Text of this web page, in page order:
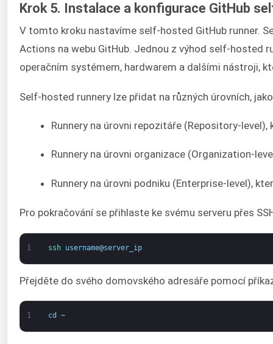
Krok 5. Instalace a konfigurace GitHub
V tomto kroku nastavíme self-hosted GitHub runner.
Actions na webu GitHub. Jednou z výhod self-hosted
operačním systémem, hardwarem a dalšími nástroji,
Self-hosted runnery lze přidat na různých úrovních,
Runnery na úrovni repozitáře (Repository-
Runnery na úrovni organizace (Organization-
Runnery na úrovni podniku (Enterprise-level),
Pro pokračování se přihlaste ke svému serveru přes
1 ssh username@server_ip
Přejděte do svého domovského adresáře pomocí
1 cd ~